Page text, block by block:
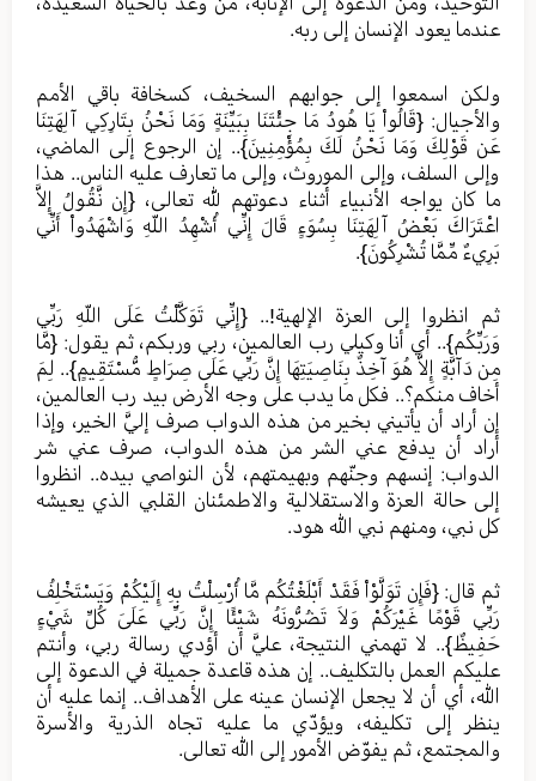
عندما يعود الإنسان إلى ربه.
ولكن اسمعوا إلى جوابهم السخيف، كسخافة باقي الأمم
والأجيال: {قَالُواْ يَا هُودُ مَا جِئْتَنَا بِبَيِّنَةٍ وَمَا نَحْنُ بِتَارِكِي آلِهَتِنَا
عَن قَوْلِكَ وَمَا نَحْنُ لَكَ بِمُؤْمِنِينَ}.. إن الرجوع إلى الماضي،
وإلى السلف، وإلى الموروث، وإلى ما تعارف عليه الناس.. هذا
ما كان يواجه الأنبياء أثناء دعوتهم لله تعالى، {إِن نَّقُولُ إِلاَّ
اعْتَرَاكَ بَعْضُ آلِهَتِنَا بِسُوَءٍ قَالَ إِنِّي أُشْهِدُ اللّهِ وَاشْهَدُواْ أَنِّي
بَرِيءٌ مِّمَّا تُشْرِكُونَ}.
ثم انظروا إلى العزة الإلهية!.. {إِنِّي تَوَكَّلْتُ عَلَى اللّهِ رَبِّي
وَرَبِّكُم}.. أي أنا وكيلي رب العالمين، ربي وربكم، ثم يقول: {مَّا
مِن دَآبَّةٍ إِلاَّ هُوَ آخِذٌ بِنَاصِيَتِهَا إِنَّ رَبِّي عَلَى صِرَاطٍ مُّسْتَقِيمٍ}.. لِمَ
أخاف منكم؟.. فكل ما يدب على وجه الأرض بيد رب العالمين،
إن أراد أن يأتيني بخير من هذه الدواب صرف إليَّ الخير، وإذا
أراد أن يدفع عني الشر من هذه الدواب، صرف عني شر
الدواب: إنسهم وجنّهم وبهيمتهم، لأن النواصي بيده.. انظروا
إلى حالة العزة والاستقلالية والاطمئنان القلبي الذي يعيشه
كل نبي، ومنهم نبي الله هود.
ثم قال: {فَإِن تَوَلَّوْاْ فَقَدْ أَبْلَغْتُكُم مَّا أُرْسِلْتُ بِهِ إِلَيْكُمْ وَيَسْتَخْلِفُ
رَبِّي قَوْمًا غَيْرَكُمْ وَلاَ تَضُرُّونَهُ شَيْئًا إِنَّ رَبِّي عَلَىَ كُلِّ شَيْءٍ
حَفِيظٌ}.. لا تهمني النتيجة، عليَّ أن أؤدي رسالة ربي، وأنتم
عليكم العمل بالتكليف.. إن هذه قاعدة جميلة في الدعوة إلى
الله، أي أن لا يجعل الإنسان عينه على الأهداف.. إنما عليه أن
ينظر إلى تكليفه، ويؤدّي ما عليه تجاه الذرية والأسرة
والمجتمع، ثم يفوّض الأمور إلى الله تعالى.